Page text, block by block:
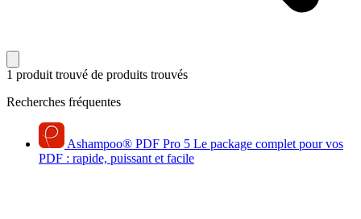
1 produit trouvé de produits trouvés
Recherches fréquentes
Ashampoo® PDF Pro 5 Le package complet pour vos
PDF : rapide, puissant et facile